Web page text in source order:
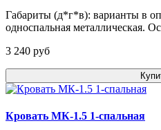
Габариты (д*г*в): варианты в
односпальная металлическая.
3 240 pуб
Кровать МК-1.5 1-спальная